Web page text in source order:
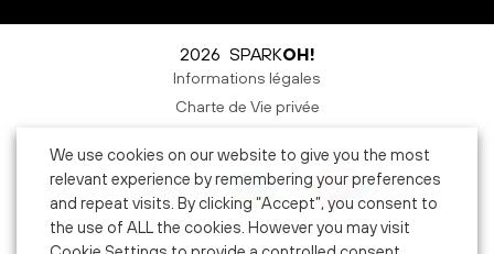
2026 SPARKOH!
Informations légales
Charte de Vie privée
We use cookies on our website to give you the most
relevant experience by remembering your preferences
and repeat visits. By clicking “Accept”, you consent to
the use of ALL the cookies. However you may visit